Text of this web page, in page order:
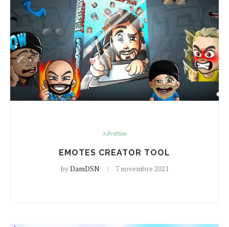
Advertise
EMOTES CREATOR TOOL
byDamDSN 7 novembre 2021